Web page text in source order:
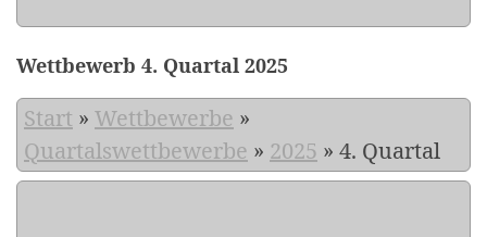
Wettbewerb 4. Quartal 2025
Start » Wettbewerbe »
Quartalswettbewerbe » 2025 » 4. Quartal